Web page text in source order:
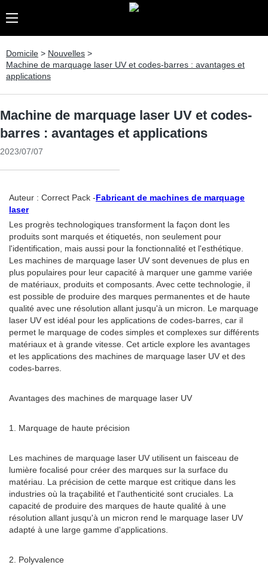
Domicile > Nouvelles >
Machine de marquage laser UV et codes-barres : avantages et
applications
Machine de marquage laser UV et codes-
barres : avantages et applications
2023/07/07
Auteur : Correct Pack -Fabricant de machines de marquage
laser
Les progrès technologiques transforment la façon dont les
produits sont marqués et étiquetés, non seulement pour
l'identification, mais aussi pour la fonctionnalité et l'esthétique.
Les machines de marquage laser UV sont devenues de plus en
plus populaires pour leur capacité à marquer une gamme variée
de matériaux, produits et composants. Avec cette technologie, il
est possible de produire des marques permanentes et de haute
qualité avec une résolution allant jusqu'à un micron. Le marquage
laser UV est idéal pour les applications de codes-barres, car il
permet le marquage de codes simples et complexes sur différents
matériaux et à grande vitesse. Cet article explore les avantages
et les applications des machines de marquage laser UV et des
codes-barres.
Avantages des machines de marquage laser UV
1. Marquage de haute précision
Les machines de marquage laser UV utilisent un faisceau de
lumière focalisé pour créer des marques sur la surface du
matériau. La précision de cette marque est critique dans les
industries où la traçabilité et l'authenticité sont cruciales. La
capacité de produire des marques de haute qualité à une
résolution allant jusqu'à un micron rend le marquage laser UV
adapté à une large gamme d'applications.
2. Polyvalence